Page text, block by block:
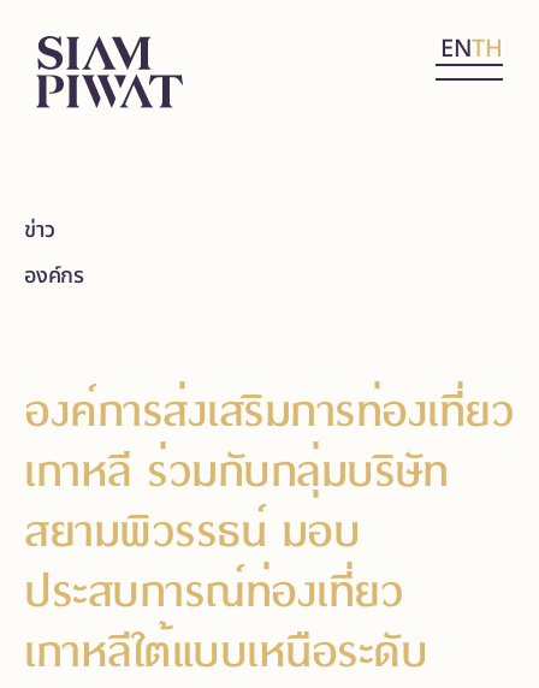
ENTH
ข่าว
องค์กร
องค์การส่งเสริมการท่องเที่ยว
เกาหลี ร่วมกับกลุ่มบริษัท
สยามพิวรรธน์ มอบ
ประสบการณ์ท่องเที่ยว
เกาหลีใต้แบบเหนือระดับ